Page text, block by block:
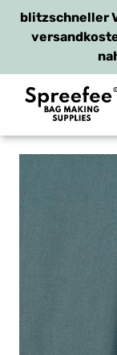
Direkt
blitzschneller